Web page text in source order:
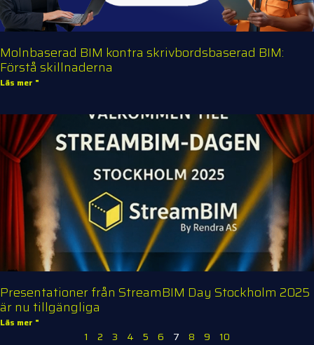
Molnbaserad BIM kontra skrivbordsbaserad BIM:
Förstå skillnaderna
Läs mer "
Presentationer från StreamBIM Day Stockholm 2025
är nu tillgängliga
Läs mer "
1 2 3 4 5 6 7 8 9 10